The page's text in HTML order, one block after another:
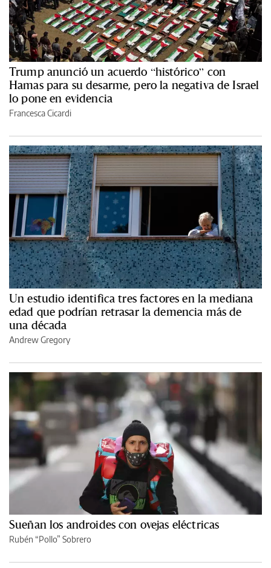
Trump anunció un acuerdo “histórico” con
Hamas para su desarme, pero la negativa de Israel
lo pone en evidencia
Francesca Cicardi
Un estudio identifica tres factores en la mediana
edad que podrían retrasar la demencia más de
una década
Andrew Gregory
Sueñan los androides con ovejas eléctricas
Rubén “Pollo” Sobrero